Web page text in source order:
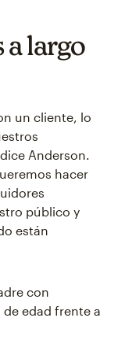
a largo
un cliente, lo
Anderson.
hacer
público y
están
con
edad frente a